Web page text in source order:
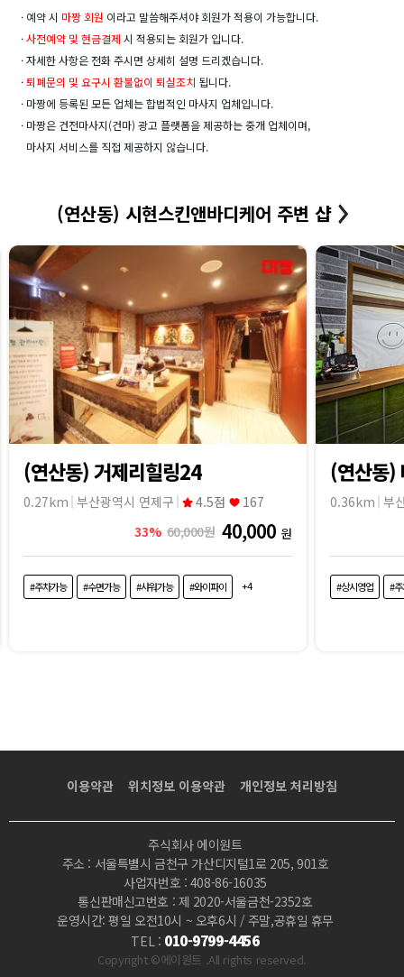
· 예약 시 마짱 회원 이라고 말씀해주셔야 회원가 적용이 가능합니다.
·사전예약 및 현금결제 시 적용되는 회원가 입니다.
· 자세한 사항은 전화 주시면 상세히 설명 드리겠습니다.
·퇴폐문의 및 요구시 환불없이 퇴실조치 됩니다.
· 마짱에 등록된 모든 업체는 합법적인 마사지 업체입니다.
· 마짱은 건전마사지(건마) 광고 플랫폼을 제공하는 중개 업체이며,
마사지 서비스를 직접 제공하지 않습니다.
(연산동) 시현스킨앤바디케어 주변 샵
(연산동) 거제리힐링24
0.27km 부산광역시 연제구 4.5점
167
33% 60,000원 40,000 원
#주차가능 #수면가능 #샤워가능 #와이파이 +4
(연산동)
0.36km 부
#상시영업 #
이용약관 위치정보 이용약관 개인정보 처리방침
주식회사 에이원트
주소 : 서울특별시 금천구 가산디지털1로 205, 901호
사업자번호 : 408-86-16035
통신판매신고번호 : 제 2020-서울금천-2352호
운영시간: 평일 오전10시 ~ 오후6시 / 주말,공휴일 휴무
TEL : 010-9799-4456
Copyright ©에이원트 .All rights reserved.